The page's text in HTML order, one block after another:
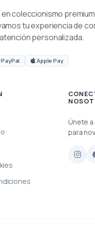
coleccionismo
tu experiencia de
personalizada.
PayPal Apple Pay
Únete
para